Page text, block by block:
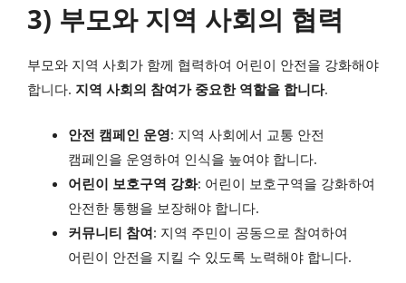
3) 부모와 지역 사회의 협력
부모와 지역 사회가 함께 협력하여 어린이 안전을 강화해야
합니다. 지역 사회의 참여가 중요한 역할을 합니다.
안전 캠페인 운영: 지역 사회에서 교통 안전
캠페인을 운영하여 인식을 높여야 합니다.
어린이 보호구역 강화: 어린이 보호구역을 강화하여
안전한 통행을 보장해야 합니다.
커뮤니티 참여: 지역 주민이 공동으로 참여하여
어린이 안전을 지킬 수 있도록 노력해야 합니다.